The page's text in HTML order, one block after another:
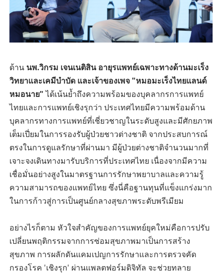
ด้าน นพ.วิกรม เจนเนติสิน อายุรแพทย์เฉพาะทางด้านมะเร็ง
วิทยาและเคมีบำบัด และเจ้าของเพจ "หมอมะเร็งไทยแลนด์
หมอนาย"ได้เน้นย้ำถึงความพร้อมของบุคลากรการแพทย์
ไทยและการแพทย์เชิงรุกว่า ประเทศไทยมีความพร้อมด้าน
บุคลากรทางการแพทย์ที่เชี่ยวชาญในระดับสูงและมีศักยภาพ
เต็มเปี่ยมในการรองรับผู้ป่วยชาวต่างชาติ จากประสบการณ์
ตรงในการดูแลรักษาที่ผ่านมา มีผู้ป่วยต่างชาติจำนวนมากที่
เจาะจงเดินทางมารับบริการที่ประเทศไทย เนื่องจากมีความ
เชื่อมั่นอย่างสูงในมาตรฐานการรักษาพยาบาลและความรู้
ความสามารถของแพทย์ไทย ซึ่งนี่คือฐานทุนที่แข็งแกร่งมาก
ในการก้าวสู่การเป็นศูนย์กลางสุขภาพระดับพรีเมียม
อย่างไรก็ตาม หัวใจสำคัญของการแพทย์ยุคใหม่คือการปรับ
เปลี่ยนพฤติกรรมจากการซ่อมสุขภาพมาเป็นการสร้าง
สุขภาพ การผลักดันแคมเปญการรักษาและการตรวจคัด
กรองโรค 'เชิงรุก' ผ่านแพลตฟอร์มดิจิทัล จะช่วยทลาย